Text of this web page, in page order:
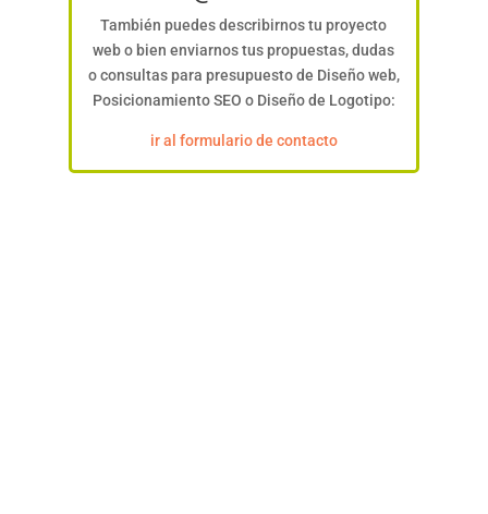
También puedes describirnos tu proyecto
web o bien enviarnos tus propuestas, dudas
o consultas para presupuesto de Diseño web,
Posicionamiento SEO o Diseño de Logotipo:
ir al formulario de contacto